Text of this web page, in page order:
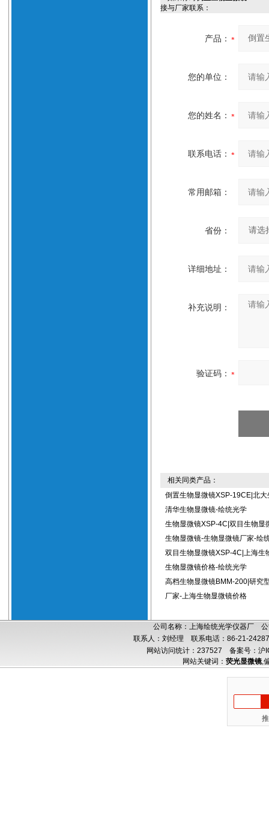
接与厂家联系：
产品：
您的单位：
您的姓名：
联系电话：
常用邮箱：
省份：
详细地址：
补充说明：
验证码：
相关同类产品：
倒置生物显微镜XSP-19CE|北大
清华生物显微镜-绘统光学
生物显微镜XSP-4C|双目生物显
生物显微镜-生物显微镜厂家-绘
双目生物显微镜XSP-4C|上海生
生物显微镜价格-绘统光学
高档生物显微镜BMM-200|研究
厂家-上海生物显微镜价格
公司名称：上海绘统光学仪器厂
联系人：刘经理 联系电话：86-21-
网站访问统计：237527 备案号：沪
网站关键词： 荧光显微镜,